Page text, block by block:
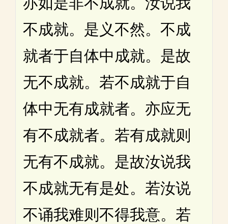
不成就。是义不然。不成
就者于自体中成就。是故
无不成就。若不成就于自
体中无有成就者。亦应无
有不成就者。若有成就则
无有不成就。是故汝说我
不成就无有是处。若汝说
不诵我难则不得我意。若